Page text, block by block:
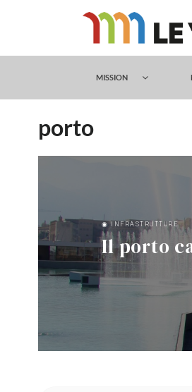
MISSION
porto
◉ INFRASTRUTTURE
Il porto